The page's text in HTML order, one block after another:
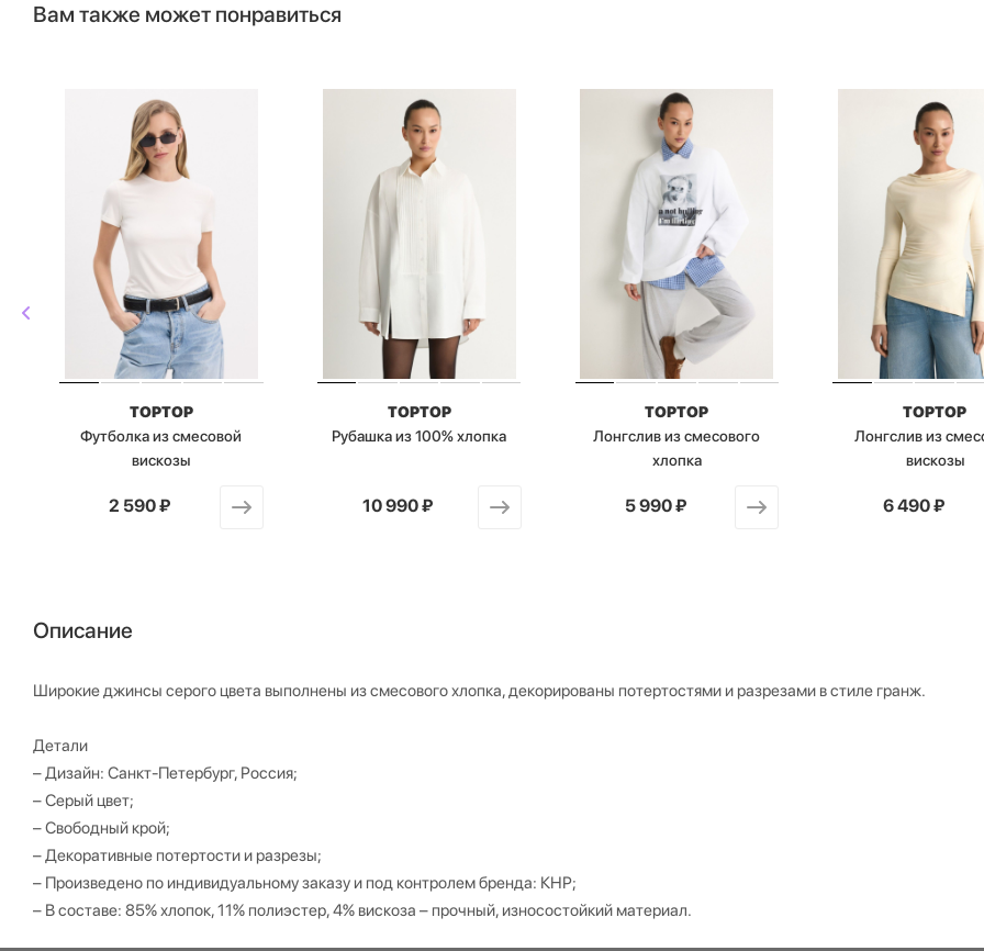
Вам также может понравиться
TOPTOP
Футболка из смесовой
вискозы
от2 590 ₽
TOPTOP
Рубашка из 100% хлопка
от10 990 ₽
TOPTOP
Лонгслив из смесового
хлопка
5 990 ₽
TOPTOP
Лонгслив из
вискозы
6 490 ₽
Описание
Широкие джинсы серого цвета выполнены из смесового хлопка, декорированы потертостями и разрезами в стиле гранж.
Детали
– Дизайн: Санкт-Петербург, Россия;
– Серый цвет;
– Свободный крой;
– Декоративные потертости и разрезы;
– Произведено по индивидуальному заказу и под контролем бренда: КНР;
– В составе: 85% хлопок, 11% полиэстер, 4% вискоза – прочный, износостойкий материал.